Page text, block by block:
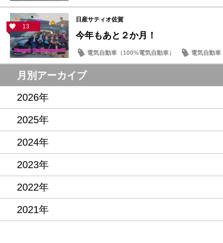
13
日産サティオ佐賀
今年もあと２か月！
電気自動車（100%電気自動車）
電気自動車
イベント・フェア
月別アーカイブ
2026年
2025年
2024年
2023年
2022年
2021年